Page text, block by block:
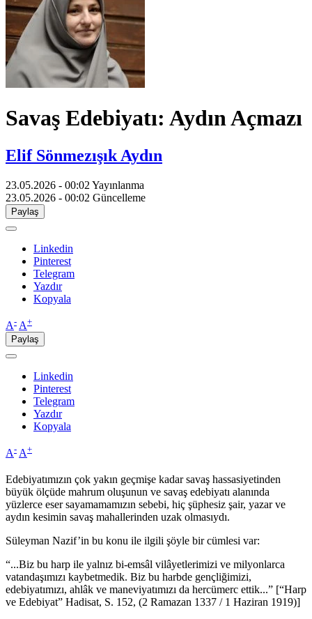
Savaş Edebiyatı: Aydın Açmazı
Elif Sönmezışık Aydın
23.05.2026 - 00:02 Yayınlanma
23.05.2026 - 00:02 Güncelleme
Paylaş
Linkedin
Pinterest
Telegram
Yazdır
Kopyala
A- A+
Paylaş
Linkedin
Pinterest
Telegram
Yazdır
Kopyala
A- A+
Edebiyatımızın çok yakın geçmişe kadar savaş hassasiyetinden
büyük ölçüde mahrum oluşunun ve savaş edebiyatı alanında
yüzlerce eser sayamamamızın sebebi, hiç şüphesiz şair, yazar ve
aydın kesimin savaş mahallerinden uzak olmasıydı.
Süleyman Nazif’in bu konu ile ilgili şöyle bir cümlesi var:
“...Biz bu harp ile yalnız bi-emsâl vilâyetlerimizi ve milyonlarca
vatandaşımızı kaybetmedik. Biz bu harbde gençliğimizi,
edebiyatımızı, ahlâk ve maneviyatımızı da hercümerc ettik...” [“Harp
ve Edebiyat” Hadisat, S. 152, (2 Ramazan 1337 / 1 Haziran 1919)]